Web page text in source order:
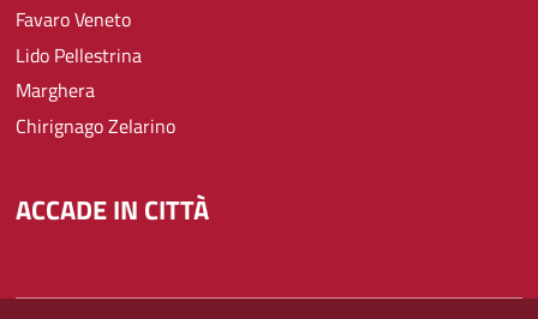
Favaro Veneto
Lido Pellestrina
Marghera
Chirignago Zelarino
ACCADE IN CITTÀ